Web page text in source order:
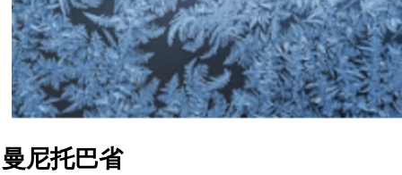
曼尼托巴省